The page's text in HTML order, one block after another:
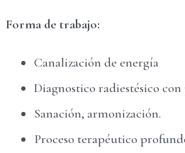
Forma de trabajo:
Canalización de energía
Diagnostico radiestésico
Sanación, armonización.
Proceso terapéutico